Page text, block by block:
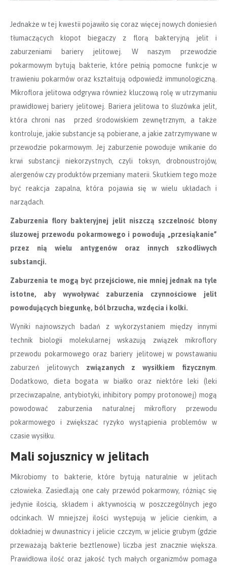
Jednakże w tej kwestii pojawiło się coraz więcej nowych doniesień
tłumaczących kłopot biegaczy z florą bakteryjną jelit i
zaburzeniami bariery jelitowej. W naszym przewodzie
pokarmowym bytują bakterie, które pełnią pomocne funkcje w
trawieniu pokarmów oraz kształtują odpowiedź immunologiczną.
Mikroflora jelitowa odgrywa również kluczową rolę w utrzymaniu
prawidłowej bariery jelitowej. Bariera jelitowa to śluzówka jelit,
która chroni nas przed środowiskiem zewnętrznym, a także
kontroluje, jakie substancje są pobierane, a jakie zatrzymywane w
przewodzie pokarmowym. Jej zaburzenie powoduje wnikanie do
krwi substancji niekorzystnych, czyli toksyn, drobnoustrojów,
alergenów czy produktów przemiany materii. Skutkiem tego może
być reakcja zapalna, która pojawia się w wielu układach i
narządach.
Zaburzenia flory bakteryjnej jelit niszczą szczelność błony
śluzowej przewodu pokarmowego i powodują „przesiąkanie”
przez nią wielu antygenów oraz innych szkodliwych
substancji.
Zaburzenia te mogą być przejściowe, nie mniej jednak na tyle
istotne, aby wywoływać zaburzenia czynnościowe jelit
powodujących biegunkę, ból brzucha, wzdęcia i kolki.
Wyniki najnowszych badań z wykorzystaniem między innymi
technik biologii molekularnej wskazują związek mikroflory
przewodu pokarmowego oraz bariery jelitowej w powstawaniu
zaburzeń jelitowych związanych z wysiłkiem fizycznym.
Dodatkowo, dieta bogata w białko oraz niektóre leki (leki
przeciwzapalne, antybiotyki, inhibitory pompy protonowej) mogą
powodować zaburzenia naturalnej mikroflory przewodu
pokarmowego i zwiększać ryzyko wystąpienia problemów w
czasie wysiłku.
Mali sojusznicy w jelitach
Mikrobiomy to bakterie, które bytują naturalnie w jelitach
człowieka. Zasiedlają one cały przewód pokarmowy, różniąc się
jedynie ilością, składem i aktywnością w poszczególnych jego
odcinkach. W mniejszej ilości występują w jelicie cienkim, a
dokładniej w dwunastnicy i jelicie czczym, w jelicie grubym (gdzie
przeważają bakterie beztlenowe) liczba jest znacznie większa.
Prawidłowa ilość oraz jakość tych małych organizmów pomaga